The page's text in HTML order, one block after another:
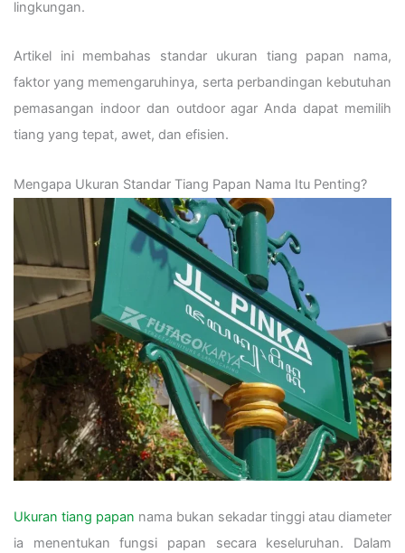
lingkungan.
Artikel ini membahas standar ukuran tiang papan nama,
faktor yang memengaruhinya, serta perbandingan kebutuhan
pemasangan indoor dan outdoor agar Anda dapat memilih
tiang yang tepat, awet, dan efisien.
Mengapa Ukuran Standar Tiang Papan Nama Itu Penting?
Ukuran tiang papan nama bukan sekadar tinggi atau diameter
ia menentukan fungsi papan secara keseluruhan. Dalam